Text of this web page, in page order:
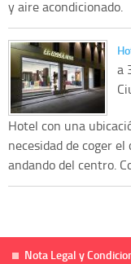
y aire acondicionado.
a
Hotel con una
necesidad de coger
andando del centro.
Nota Legal y